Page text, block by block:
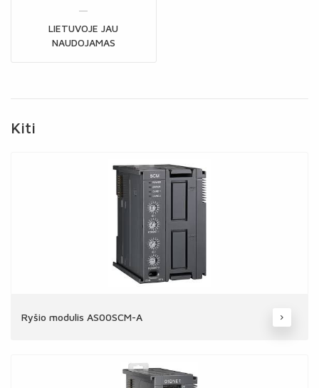
LIETUVOJE JAU
NAUDOJAMAS
Kiti
Ryšio modulis AS00SCM-A